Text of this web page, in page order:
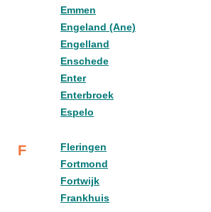
Emmen
Engeland (Ane)
Engelland
Enschede
Enter
Enterbroek
Espelo
F
Fleringen
Fortmond
Fortwijk
Frankhuis